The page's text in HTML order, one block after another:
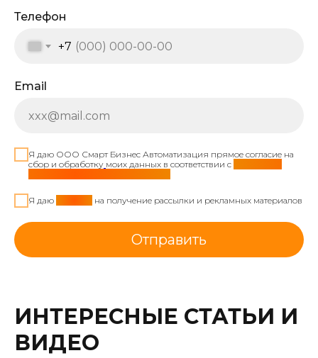
Телефон
+7
Email
Я даю ООО Смарт Бизнес Автоматизация прямое согласие на
сбор и обработку моих данных в соответствии с
Я даю на получение рассылки и рекламных материалов
Отправить
ИНТЕРЕСНЫЕ СТАТЬИ И
ВИДЕО